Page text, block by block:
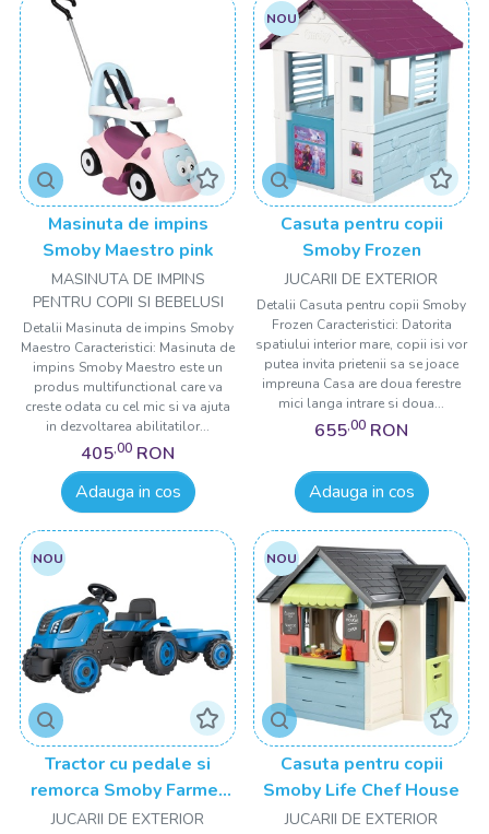
Masinuta de impins
Smoby Maestro pink
MASINUTA DE IMPINS
PENTRU COPII SI BEBELUSI
Detalii Masinuta de impins Smoby
Maestro Caracteristici: Masinuta de
impins Smoby Maestro este un
produs multifunctional care va
creste odata cu cel mic si va ajuta
in dezvoltarea abilitatilor...
405,00 RON
Adauga in cos
NOU
Casuta pentru copii
Smoby Frozen
JUCARII DE EXTERIOR
Detalii Casuta pentru copii Smoby
Frozen Caracteristici: Datorita
spatiului interior mare, copii isi vor
putea invita prietenii sa se joace
impreuna Casa are doua ferestre
mici langa intrare si doua...
655,00 RON
Adauga in cos
NOU
Tractor cu pedale si
remorca Smoby Farmer
XL albastru
JUCARII DE EXTERIOR
NOU
Casuta pentru copii
Smoby Life Chef House
JUCARII DE EXTERIOR